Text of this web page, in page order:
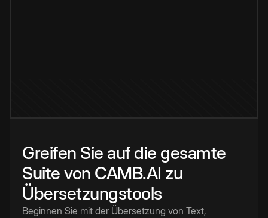
Greifen Sie auf die gesamte
Suite von CAMB.AI zu
Übersetzungstools
Beginnen Sie mit der Übersetzung von Text,